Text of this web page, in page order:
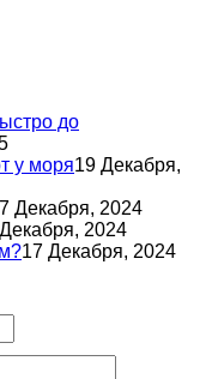
до
у моря19 Декабря,
Декабря, 2024
2024
17 Декабря, 2024